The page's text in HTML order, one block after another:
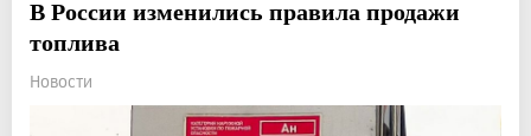
В России изменились правила продажи
топлива
Новости